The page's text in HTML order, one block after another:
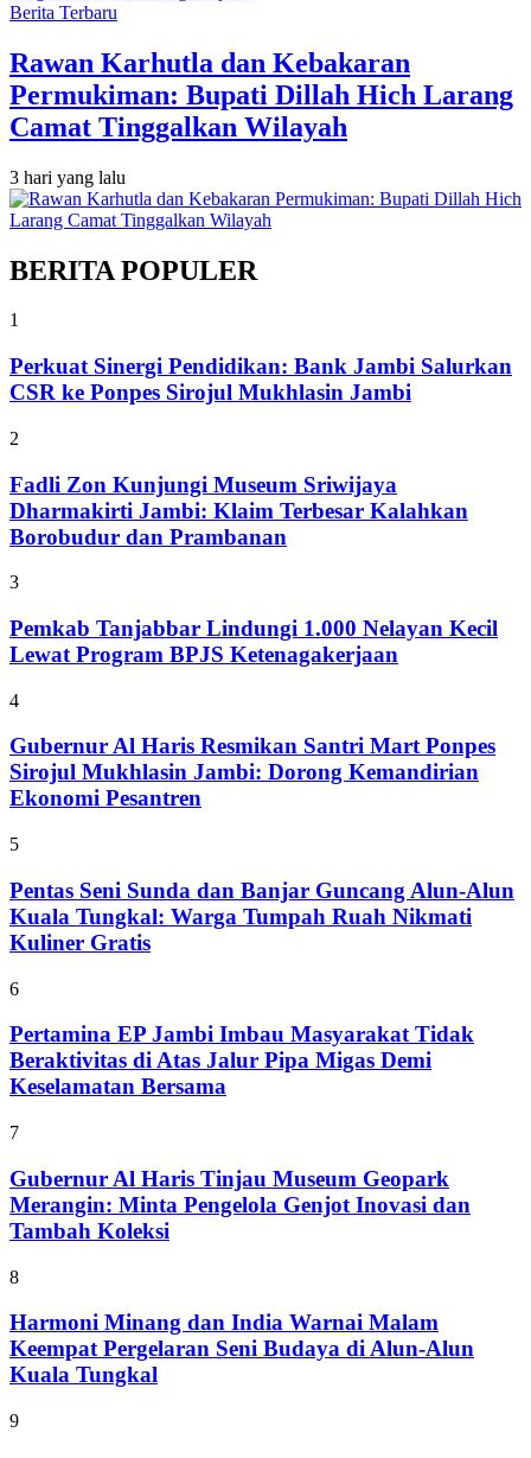
Berita Terbaru
Rawan Karhutla dan Kebakaran
Permukiman: Bupati Dillah Hich Larang
Camat Tinggalkan Wilayah
3 hari yang lalu
BERITA POPULER
1
Perkuat Sinergi Pendidikan: Bank Jambi Salurkan
CSR ke Ponpes Sirojul Mukhlasin Jambi
2
Fadli Zon Kunjungi Museum Sriwijaya
Dharmakirti Jambi: Klaim Terbesar Kalahkan
Borobudur dan Prambanan
3
Pemkab Tanjabbar Lindungi 1.000 Nelayan Kecil
Lewat Program BPJS Ketenagakerjaan
4
Gubernur Al Haris Resmikan Santri Mart Ponpes
Sirojul Mukhlasin Jambi: Dorong Kemandirian
Ekonomi Pesantren
5
Pentas Seni Sunda dan Banjar Guncang Alun-Alun
Kuala Tungkal: Warga Tumpah Ruah Nikmati
Kuliner Gratis
6
Pertamina EP Jambi Imbau Masyarakat Tidak
Beraktivitas di Atas Jalur Pipa Migas Demi
Keselamatan Bersama
7
Gubernur Al Haris Tinjau Museum Geopark
Merangin: Minta Pengelola Genjot Inovasi dan
Tambah Koleksi
8
Harmoni Minang dan India Warnai Malam
Keempat Pergelaran Seni Budaya di Alun-Alun
Kuala Tungkal
9